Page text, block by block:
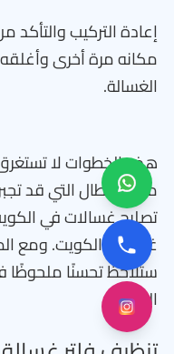
إعادة التركيب
مكانه مرة أخرى
الغسالة.
هذه الخطوات لا
من الأعطال التي قد
تصليح غسالات في
غسالات الكويت. ومع
ستلاحظ تحسنًا
الغسيل.